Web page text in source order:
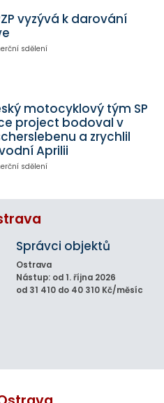
vyzývá k darování
sdělení
motocyklový tým SP
project bodoval v
a zrychlil
Aprilii
sdělení
Správci objektů
Ostrava
Nástup: od 1. října 2026
od 31 410 do 40 310 Kč/měsíc